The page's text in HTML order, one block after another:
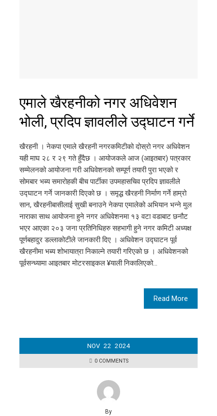
एमाले खैरहनीको नगर अधिवेशन
भोली, प्रदिप ज्ञावलीले उद्घाटन गर्ने
खैरहनी । नेकपा एमाले खैरहनी नगरकमिटीको दोस्रो नगर अधिवेशन
यही माघ २८ र २९ गते हुँदैछ । आयोजकले आज (आइतबार) पत्रकार
सम्मेलनको आयोजना गरी अधिवेशनको सम्पूर्ण तयारी पुरा भएको र
सोमबार भब्य समारोहकी बीच पार्टीका उपमहासचिव प्रदिप ज्ञावलीले
उद्घाटन गर्ने जानकारी दिएको छ । समृद्ध खैरहनी निर्माण गर्ने हाम्रो
सान, खैरहनीबासीलाई सुखी बनाउने नेकपा एमालेको अभियान भन्ने मुल
नाराका साथ आयोजना हुने नगर अधिवेशनमा १३ वटा वडाबाट छनौट
भएर आएका २०३ जना प्रतिनिधिहरु सहभागी हुने नगर कमिटी अध्यक्ष
पूर्णबहादुर डल्लाकोटीले जानकारी दिए । अधिवेशन उद्घाटन पूर्व
खैरहनीमा भब्य शोभायात्रा निकाल्ने तयारी गरिएको छ । अधिवेशनको
पूर्वसन्ध्यामा आइतबार मोटरसाइकल ¥याली निकालिएको…
Read More
NOV 22 2024
0 COMMENTS
By